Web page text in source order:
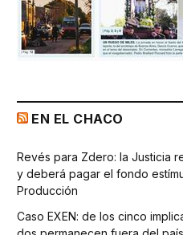
EN EL CHACO
Revés para Zdero: la Justicia
y deberá pagar el fondo
Producción
Caso EXEN: de los cinco